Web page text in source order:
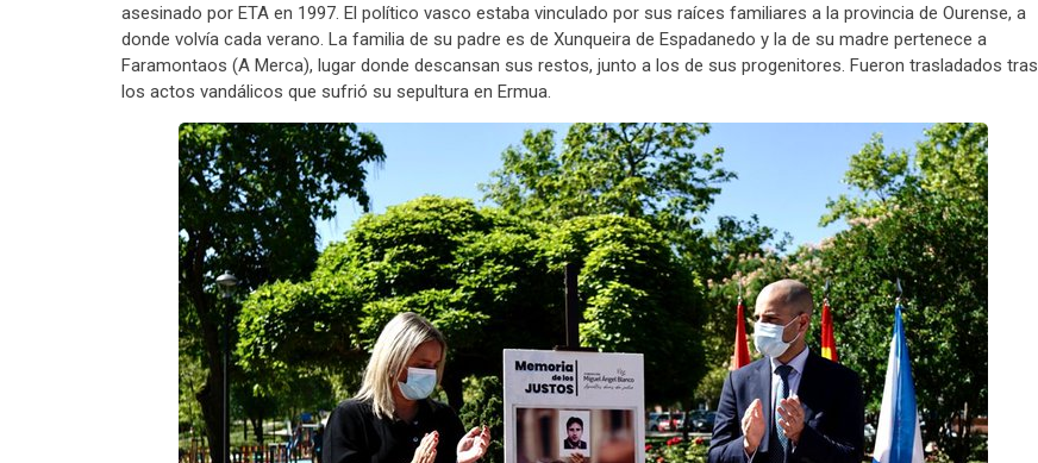
asesinado por ETA en 1997. El político vasco estaba vinculado por sus raíces familiares a la provincia de Ourense, a
donde volvía cada verano. La familia de su padre es de Xunqueira de Espadanedo y la de su madre pertenece a
Faramontaos (A Merca), lugar donde descansan sus restos, junto a los de sus progenitores. Fueron trasladados tras
los actos vandálicos que sufrió su sepultura en Ermua.